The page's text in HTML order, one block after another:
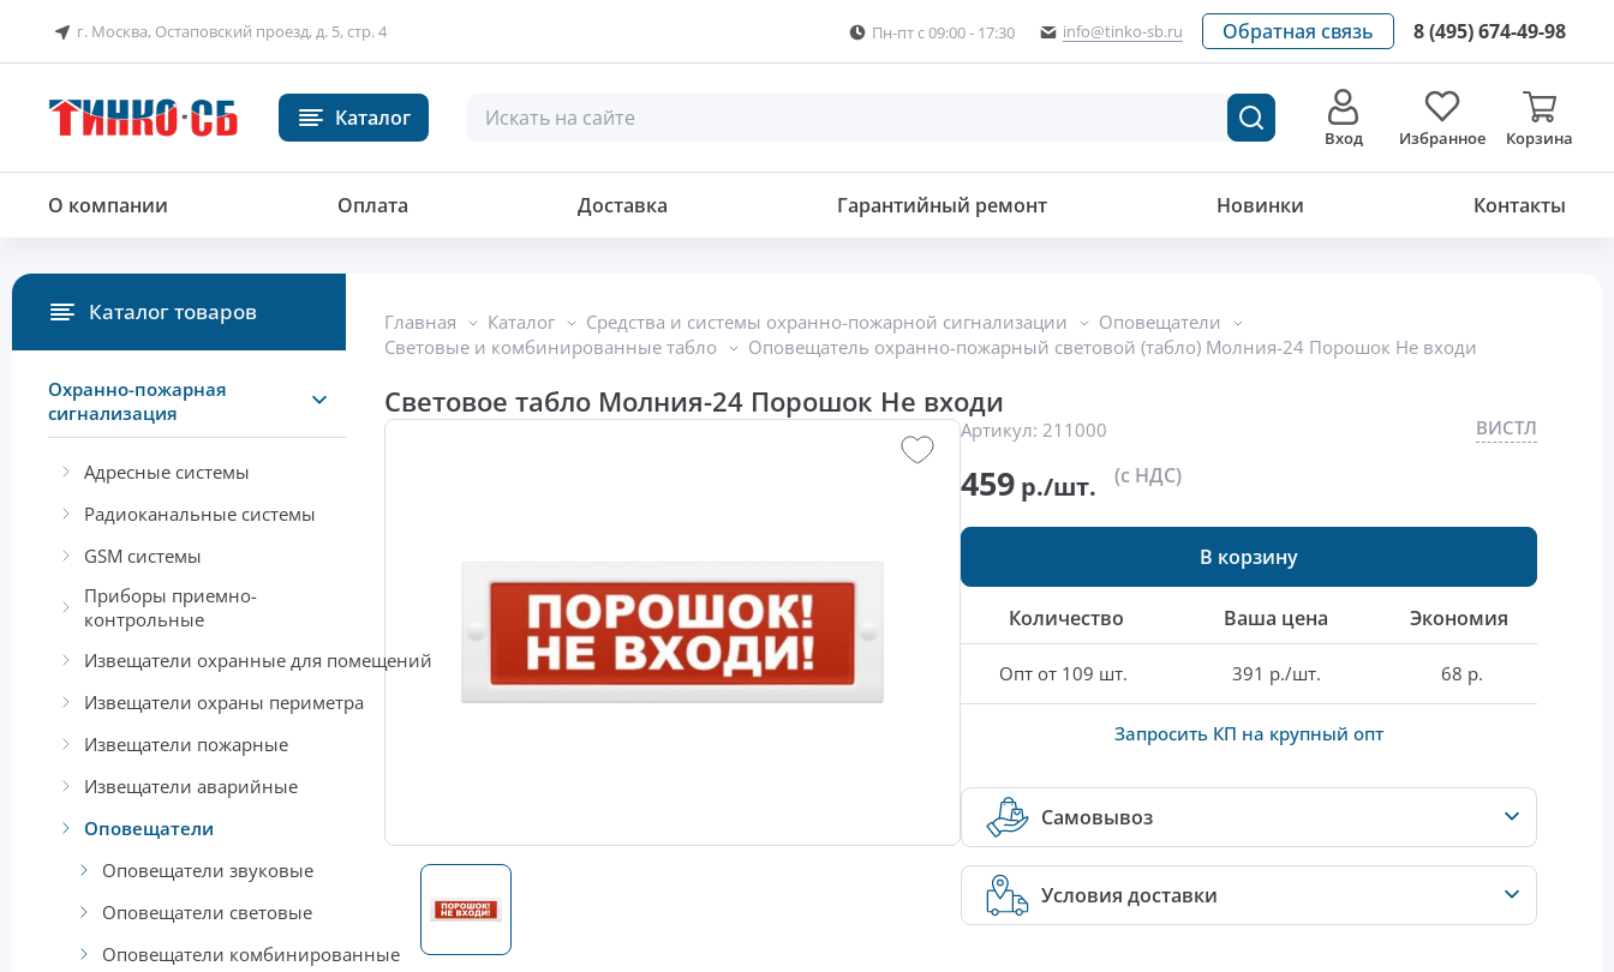
г. Москва, Остаповский проезд, д. 5, стр. 4 Пн-пт с 09:00 - 17:30 info@tinko-sb.ru Обратная связь 8 (495) 674-49-98
Каталог
Вход Избранное Корзина
О компании Оплата Доставка Гарантийный ремонт Новинки Контакты
Главная Каталог Средства и системы охранно-пожарной сигнализации
Оповещатели
Световые и комбинированные табло
Оповещатель охранно-пожарный световой (табло) Молния-24 Порошок Не входи
Световое табло Молния-24 Порошок Не входи
Артикул: 211000 ВИСТЛ
459 р./шт. (с НДС)
В корзину
Количество Ваша цена Экономия
Опт от 109 шт. 391 р./шт. 68 р.
Запросить КП на крупный опт
Самовывоз
Условия доставки
Каталог товаров
Охранно-пожарная
сигнализация
Адресные системы
Радиоканальные системы
GSM системы
Приборы приемно-
контрольные
Извещатели охранные для помещений
Извещатели охраны периметра
Извещатели пожарные
Извещатели аварийные
Оповещатели
Оповещатели звуковые
Оповещатели световые
Оповещатели комбинированные
459р./шт.